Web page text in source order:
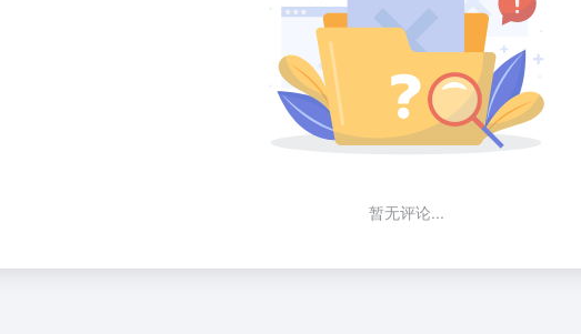
暂无评论...